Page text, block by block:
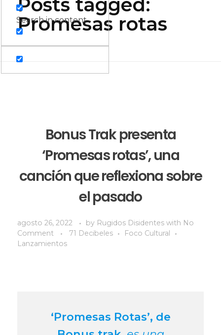
Search in content
Posts tagged:
Promesas rotas
Bonus Trak presenta
‘Promesas rotas’, una
canción que reflexiona sobre
el pasado
agosto 26, 2022 by Rugidos Disidentes with No
Comment
71 Decibeles
Foco Cultural
Lanzamientos
‘Promesas Rotas’, de